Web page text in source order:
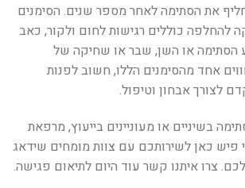
את הסתימה לאחר מספר שנים. הסימנים
להחלפה כוללים רגישות לחום ולקור, כאב
הסתימה או השן, שבר או שחיקה של
אחד מהסימנים הללו, חשוב לפנות
לצורך אבחון וטיפול.
בשיניים או מעוניינים בייעוץ, מרפאת
פיש כאן לשירותכם עם צוות מומחים שידאג
צרו איתנו קשר עוד היום לתיאום פגישה.